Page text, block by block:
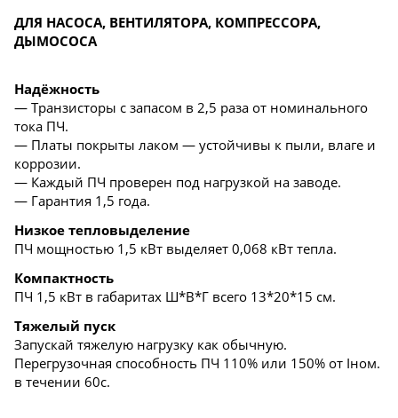
ДЛЯ НАСОСА, ВЕНТИЛЯТОРА, КОМПРЕССОРА,
ДЫМОСОСА
Надёжность
— Транзисторы с запасом в 2,5 раза от номинального
тока ПЧ.
— Платы покрыты лаком — устойчивы к пыли, влаге и
коррозии.
— Каждый ПЧ проверен под нагрузкой на заводе.
— Гарантия 1,5 года.
Низкое тепловыделение
ПЧ мощностью 1,5 кВт выделяет 0,068 кВт тепла.
Компактность
ПЧ 1,5 кВт в габаритах Ш*В*Г всего 13*20*15 см.
Тяжелый пуск
Запускай тяжелую нагрузку как обычную.
Перегрузочная способность ПЧ 110% или 150% от Iном.
в течении 60с.